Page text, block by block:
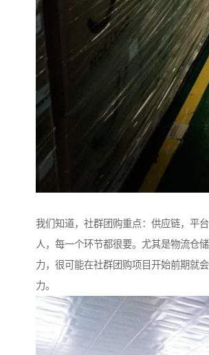
我们知道，社群团购重点：供应链，平
人，每一个环节都很要。尤其是物流仓
力，很可能在社群团购项目开始前期就
力。